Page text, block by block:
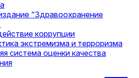
"Здравоохранение
коррупции
экстремизма и терроризма
система оценки качества